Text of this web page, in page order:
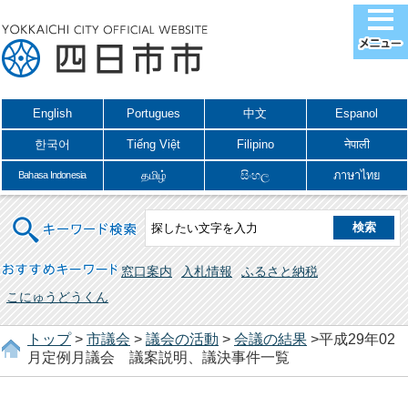
English Portugues 中文 Espanol
한국어 Tiếng Việt Filipino नेपाली
Bahasa Indonesia தமிழ் සිංහල ภาษาไทย
キーワード検索
おすすめキーワード 窓口案内 入札情報
ふるさと納税
こにゅうどうくん
トップ> 市議会 > 議会の活動 > 会議の結果 >平成29年02
月定例月議会 議案説明、議決事件一覧